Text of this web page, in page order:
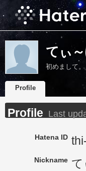
てぃ
初めまして。
Profile
Profile Last
Hatena ID
Nickname て